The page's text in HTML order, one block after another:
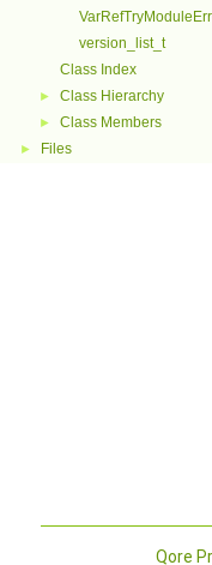
version_list_t
Class Index
► Class Hierarchy
► Class Members
► Files
Qore